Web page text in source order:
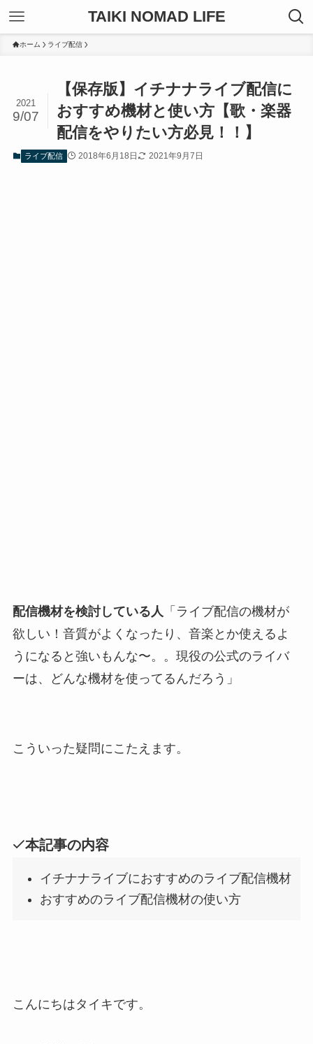
TAIKI NOMAD LIFE
ホーム ライブ配信
【保存版】イチナナライブ配信に
おすすめ機材と使い方【歌・楽器
配信をやりたい方必見！！】
2021
9/07
ライブ配信 2018年6月18日 2021年9月7日
配信機材を検討している人 「ライブ配信の機材が
欲しい！音質がよくなったり、音楽とか使えるよ
うになると強いもんな〜。。現役の公式のライバ
ーは、どんな機材を使ってるんだろう」
こういった疑問にこたえます。
本記事の内容
イチナナライブにおすすめのライブ配信機材
おすすめのライブ配信機材の使い方
こんにちはタイキです。